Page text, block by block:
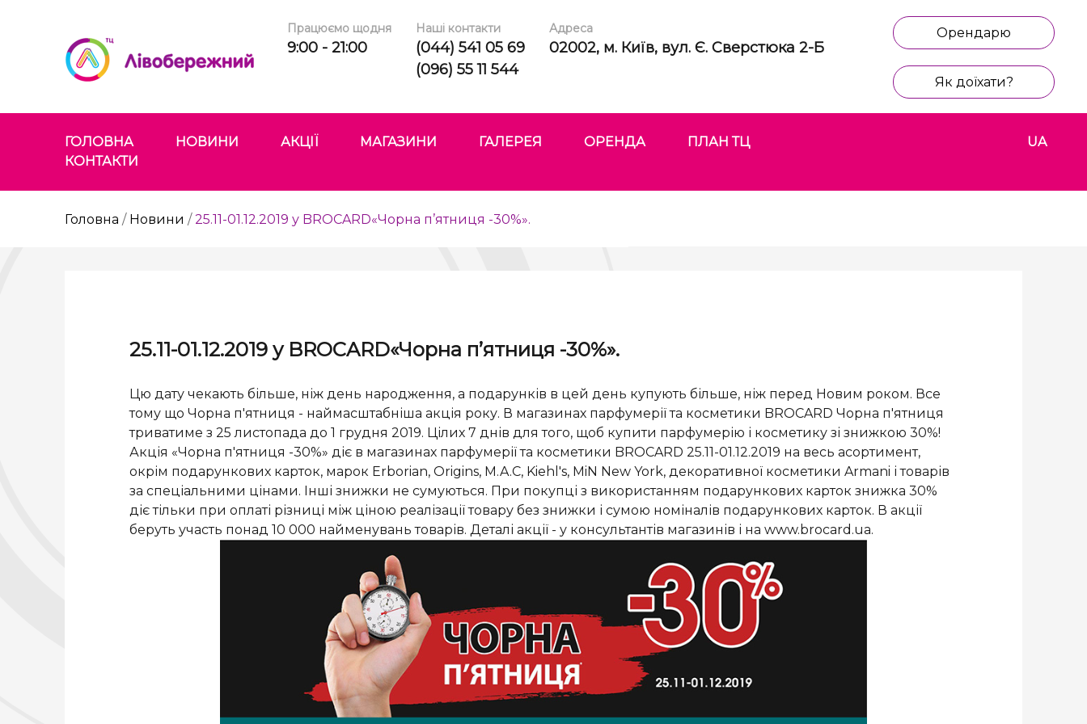
Орендарю
Як доїхати?
Працюємо щодня
9:00 - 21:00
Наші контакти
(044) 541 05 69
(096) 55 11 544
Адреса
02002, м. Київ, вул. Є. Сверстюка 2-Б
ГОЛОВНА НОВИНИ АКЦІЇ МАГАЗИНИ ГАЛЕРЕЯ ОРЕНДА
ПЛАН ТЦ
КОНТАКТИ
UA
Головна / Новини /25.11-01.12.2019 у BROCARD«Чорна п’ятниця -30%».
25.11-01.12.2019 у BROCARD«Чорна п’ятниця -30%».
Цю дату чекають більше, ніж день народження, а подарунків в цей день купують більше, ніж перед Новим роком. Все
тому що Чорна п'ятниця - наймасштабніша акція року. В магазинах парфумерії та косметики BROCARD Чорна п'ятниця
триватиме з 25 листопада до 1 грудня 2019. Цілих 7 днів для того, щоб купити парфумерію і косметику зі знижкою 30%!
Акція «Чорна п'ятниця -30%» діє в магазинах парфумерії та косметики BROCARD 25.11-01.12.2019 на весь асортимент,
окрім подарункових карток, марок Erborian, Origins, M.A.C, Kiehl's, MiN New York, декоративної косметики Armani і товарів
за спеціальними цінами. Інші знижки не сумуються. При покупці з використанням подарункових карток знижка 30%
діє тільки при оплаті різниці між ціною реалізації товару без знижки і сумою номіналів подарункових карток. В акції
беруть участь понад 10 000 найменувань товарів. Деталі акції - у консультантів магазинів і на www.brocard.ua.